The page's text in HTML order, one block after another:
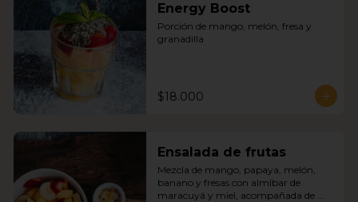
Energy Boost
Porción de mango, melón, fresa y
granadilla
$18.000
Ensalada de frutas
Mezcla de mango, papaya, melón,
banano y fresas con almíbar de
maracuyá y miel, acompañada de